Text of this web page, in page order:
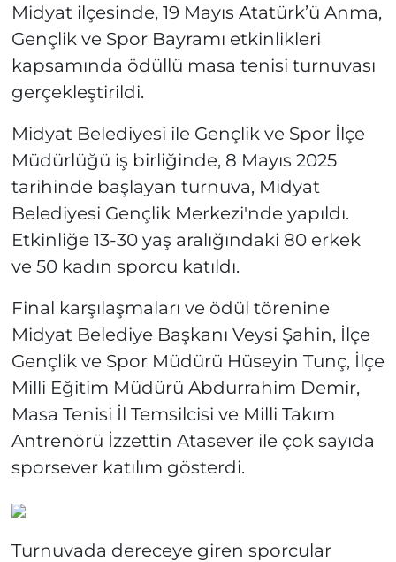
Midyat ilçesinde, 19 Mayıs Atatürk’ü Anma,
Gençlik ve Spor Bayramı etkinlikleri
kapsamında ödüllü masa tenisi turnuvası
gerçekleştirildi.
Midyat Belediyesi ile Gençlik ve Spor İlçe
Müdürlüğü iş birliğinde, 8 Mayıs 2025
tarihinde başlayan turnuva, Midyat
Belediyesi Gençlik Merkezi'nde yapıldı.
Etkinliğe 13-30 yaş aralığındaki 80 erkek
ve 50 kadın sporcu katıldı.
Final karşılaşmaları ve ödül törenine
Midyat Belediye Başkanı Veysi Şahin, İlçe
Gençlik ve Spor Müdürü Hüseyin Tunç, İlçe
Milli Eğitim Müdürü Abdurrahim Demir,
Masa Tenisi İl Temsilcisi ve Milli Takım
Antrenörü İzzettin Atasever ile çok sayıda
sporsever katılım gösterdi.
Turnuvada dereceye giren sporcular